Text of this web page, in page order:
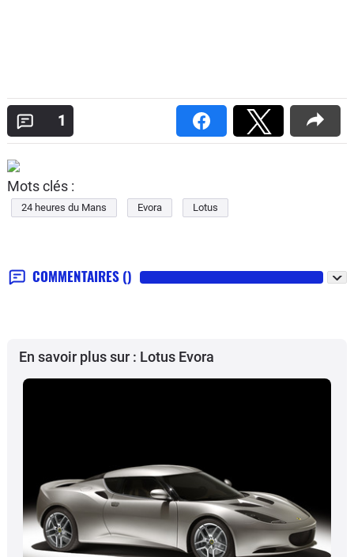
1
Mots clés :
24 heures du Mans Evora Lotus
COMMENTAIRES ()
En savoir plus sur : Lotus Evora